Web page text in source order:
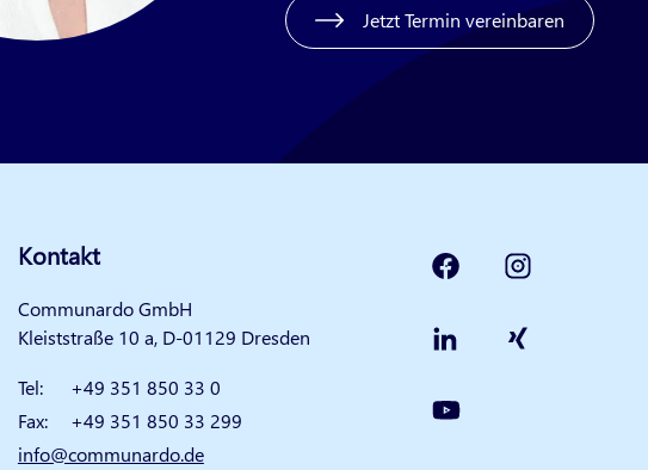
Jetzt Termin vereinbaren
Kontakt
Communardo GmbH
Kleiststraße 10 a, D-01129 Dresden
Tel:
+49 351 850 33 0
Fax:
+49 351 850 33 299
info@communardo.de